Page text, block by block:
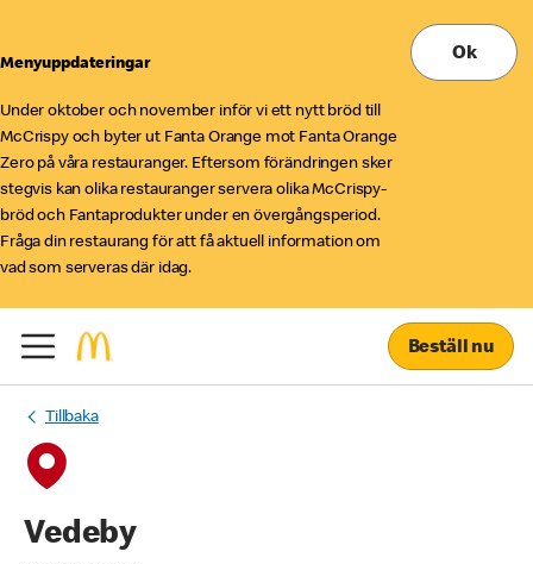
Menyuppdateringar
Under oktober och november inför vi ett nytt bröd till
McCrispy och byter ut Fanta Orange mot Fanta Orange
Zero på våra restauranger. Eftersom förändringen sker
stegvis kan olika restauranger servera olika McCrispy-
bröd och Fantaprodukter under en övergångsperiod.
Fråga din restaurang för att få aktuell information om
vad som serveras där idag.
Ok
Beställ nu
Tillbaka
Vedeby